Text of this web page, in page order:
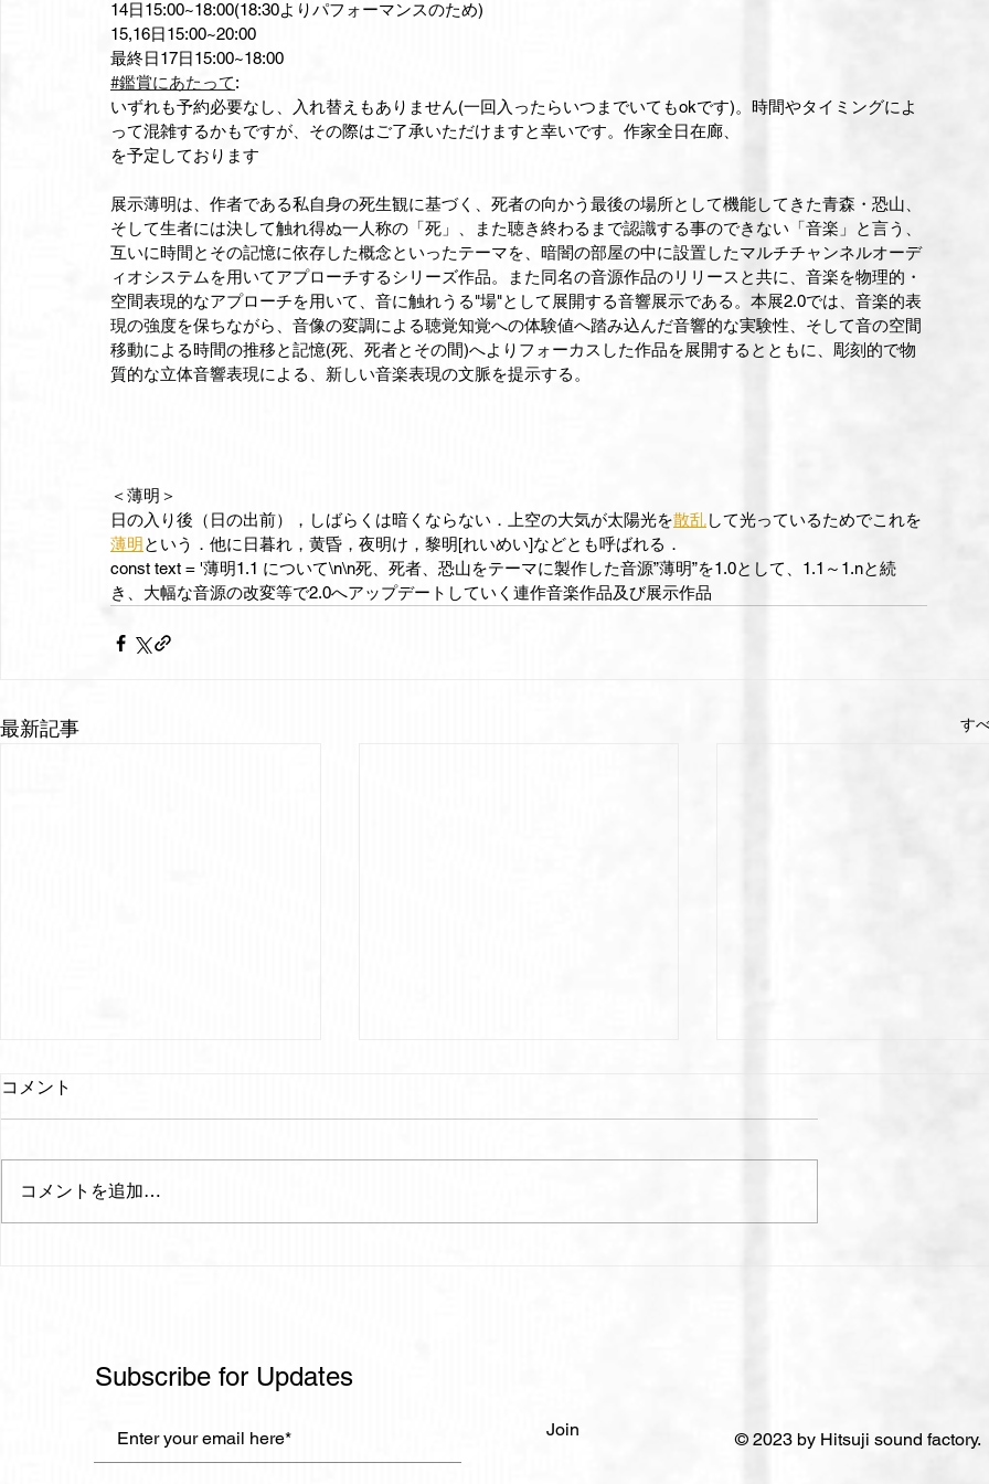
14日15:00~18:00(18:30よりパフォーマンスのため)
15,16日15:00~20:00
最終日17日15:00~18:00
#鑑賞にあたって:
いずれも予約必要なし、入れ替えもありません(一回入ったらいつまでいてもokです)。時間やタイミングによ
って混雑するかもですが、その際はご了承いただけますと幸いです。作家全日在廊、
を予定しております
展示薄明は、作者である私自身の死生観に基づく、死者の向かう最後の場所として機能してきた青森・恐山、
そして生者には決して触れ得ぬ一人称の「死」、また聴き終わるまで認識する事のできない「音楽」と言う、
互いに時間とその記憶に依存した概念といったテーマを、暗闇の部屋の中に設置したマルチチャンネルオーデ
ィオシステムを用いてアプローチするシリーズ作品。また同名の音源作品のリリースと共に、音楽を物理的・
空間表現的なアプローチを用いて、音に触れうる"場"として展開する音響展示である。本展2.0では、音楽的表
現の強度を保ちながら、音像の変調による聴覚知覚への体験値へ踏み込んだ音響的な実験性、そして音の空間
移動による時間の推移と記憶(死、死者とその間)へよりフォーカスした作品を展開するとともに、彫刻的で物
質的な立体音響表現による、新しい音楽表現の文脈を提示する。
＜薄明＞
日の入り後（日の出前），しばらくは暗くならない．上空の大気が太陽光を散乱して光っているためでこれを
薄明という．他に日暮れ，黄昏，夜明け，黎明[れいめい]などとも呼ばれる．
const text = '薄明1.1 について\n\n死、死者、恐山をテーマに製作した音源”薄明”を1.0として、1.1～1.nと続
き、大幅な音源の改変等で2.0へアップデートしていく連作音楽作品及び展示作品
最新記事 す
コメント
コメントを追加…
Subscribe for Updates
Join © 2023 by Hitsuji sound factory.